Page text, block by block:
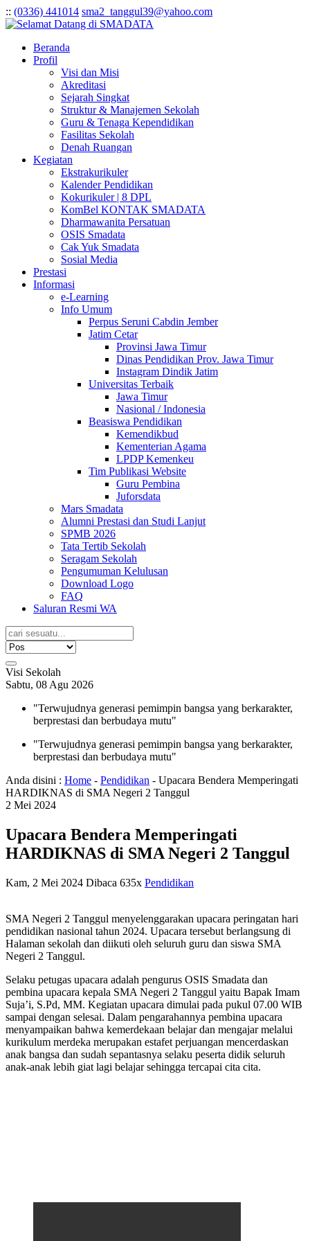
:: (0336) 441014 sma2_tanggul39@yahoo.com
Beranda
Profil
Visi dan Misi
Akreditasi
Sejarah Singkat
Struktur & Manajemen Sekolah
Guru & Tenaga Kependidikan
Fasilitas Sekolah
Denah Ruangan
Kegiatan
Ekstrakurikuler
Kalender Pendidikan
Kokurikuler | 8 DPL
KomBel KONTAK SMADATA
Dharmawanita Persatuan
OSIS Smadata
Cak Yuk Smadata
Sosial Media
Prestasi
Informasi
e-Learning
Info Umum
Perpus Seruni Cabdin Jember
Jatim Cetar
Provinsi Jawa Timur
Dinas Pendidikan Prov. Jawa Timur
Instagram Dindik Jatim
Universitas Terbaik
Jawa Timur
Nasional / Indonesia
Beasiswa Pendidikan
Kemendikbud
Kementerian Agama
LPDP Kemenkeu
Tim Publikasi Website
Guru Pembina
Juforsdata
Mars Smadata
Alumni Prestasi dan Studi Lanjut
SPMB 2026
Tata Tertib Sekolah
Seragam Sekolah
Pengumuman Kelulusan
Download Logo
FAQ
Saluran Resmi WA
Visi Sekolah
Sabtu, 08 Agu 2026
"Terwujudnya generasi pemimpin bangsa yang berkarakter,
berprestasi dan berbudaya mutu"
"Terwujudnya generasi pemimpin bangsa yang berkarakter,
berprestasi dan berbudaya mutu"
Anda disini : Home - Pendidikan - Upacara Bendera Memperingati
HARDIKNAS di SMA Negeri 2 Tanggul
2 Mei 2024
Upacara Bendera Memperingati
HARDIKNAS di SMA Negeri 2 Tanggul
Kam, 2 Mei 2024 Dibaca 635x Pendidikan
SMA Negeri 2 Tanggul menyelenggarakan upacara peringatan hari
pendidikan nasional tahun 2024. Upacara tersebut berlangsung di
Halaman sekolah dan diikuti oleh seluruh guru dan siswa SMA
Negeri 2 Tanggul.
Selaku petugas upacara adalah pengurus OSIS Smadata dan
pembina upacara kepala SMA Negeri 2 Tanggul yaitu Bapak Imam
Suja’i, S.Pd, MM. Kegiatan upacara dimulai pada pukul 07.00 WIB
sampai dengan selesai. Dalam pengarahannya pembina upacara
menyampaikan bahwa kemerdekaan belajar dan mengajar melalui
kurikulum merdeka merupakan estafet perjuangan mencerdaskan
anak bangsa dan sudah sepantasnya selaku peserta didik seluruh
anak-anak lebih giat lagi belajar sehingga tercapai cita cita.